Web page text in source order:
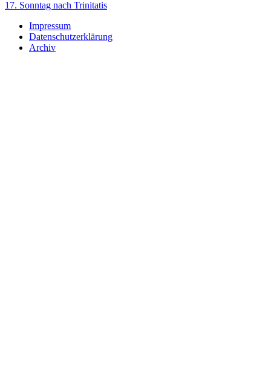
17. Sonntag nach Trinitatis
Impressum
Datenschutzerklärung
Archiv